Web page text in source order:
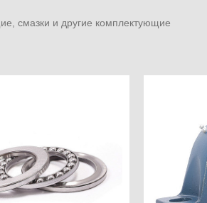
смазки и другие комплектующие